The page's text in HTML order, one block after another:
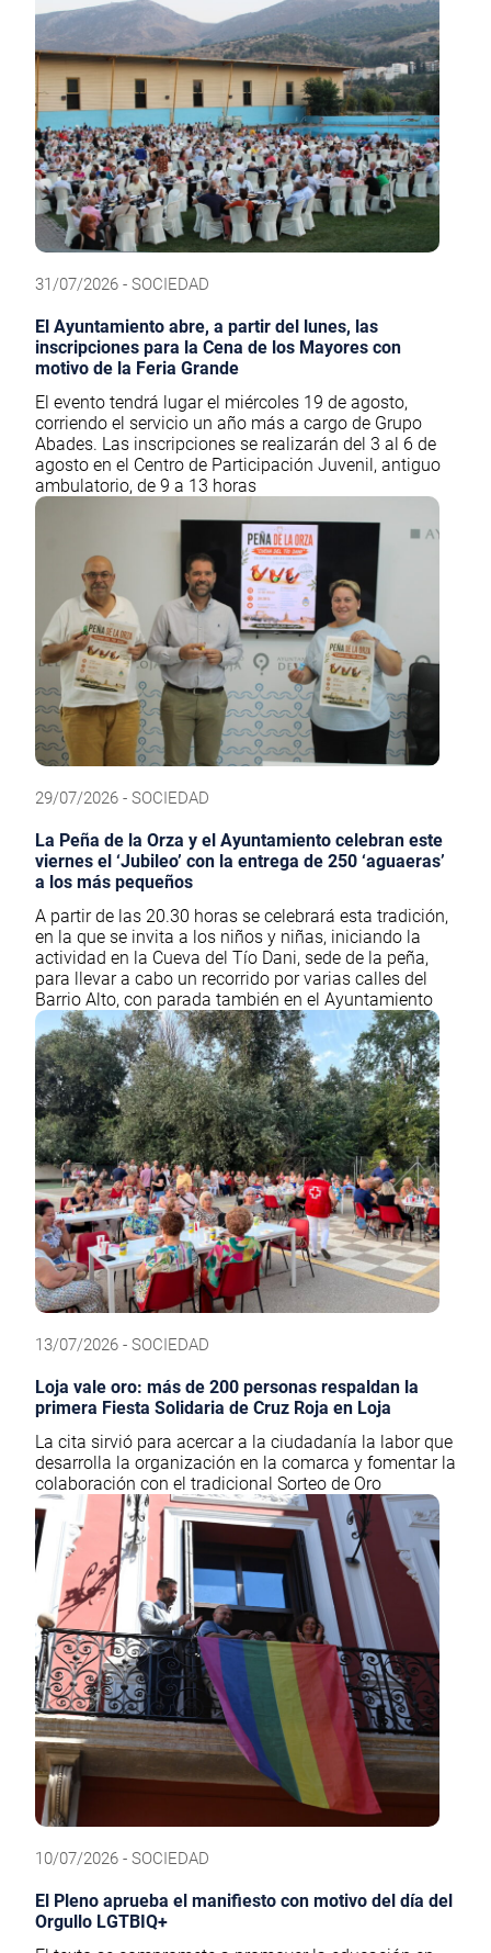
31/07/2026 - SOCIEDAD
El Ayuntamiento abre, a partir del lunes, las
inscripciones para la Cena de los Mayores con
motivo de la Feria Grande
El evento tendrá lugar el miércoles 19 de agosto,
corriendo el servicio un año más a cargo de Grupo
Abades. Las inscripciones se realizarán del 3 al 6 de
agosto en el Centro de Participación Juvenil, antiguo
ambulatorio, de 9 a 13 horas
29/07/2026 - SOCIEDAD
La Peña de la Orza y el Ayuntamiento celebran este
viernes el ‘Jubileo’ con la entrega de 250 ‘aguaeras’
a los más pequeños
A partir de las 20.30 horas se celebrará esta tradición,
en la que se invita a los niños y niñas, iniciando la
actividad en la Cueva del Tío Dani, sede de la peña,
para llevar a cabo un recorrido por varias calles del
Barrio Alto, con parada también en el Ayuntamiento
13/07/2026 - SOCIEDAD
Loja vale oro: más de 200 personas respaldan la
primera Fiesta Solidaria de Cruz Roja en Loja
La cita sirvió para acercar a la ciudadanía la labor que
desarrolla la organización en la comarca y fomentar la
colaboración con el tradicional Sorteo de Oro
10/07/2026 - SOCIEDAD
El Pleno aprueba el manifiesto con motivo del día del
Orgullo LGTBIQ+